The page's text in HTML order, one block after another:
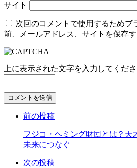
サイト
次回のコメントで使用するためブ
前、メールアドレス、サイトを保存す
上に表示された文字を入力してくださ
コ
す
る
前の投稿
フジコ・ヘミング財団とは？天
未来につなぐ
次の投稿